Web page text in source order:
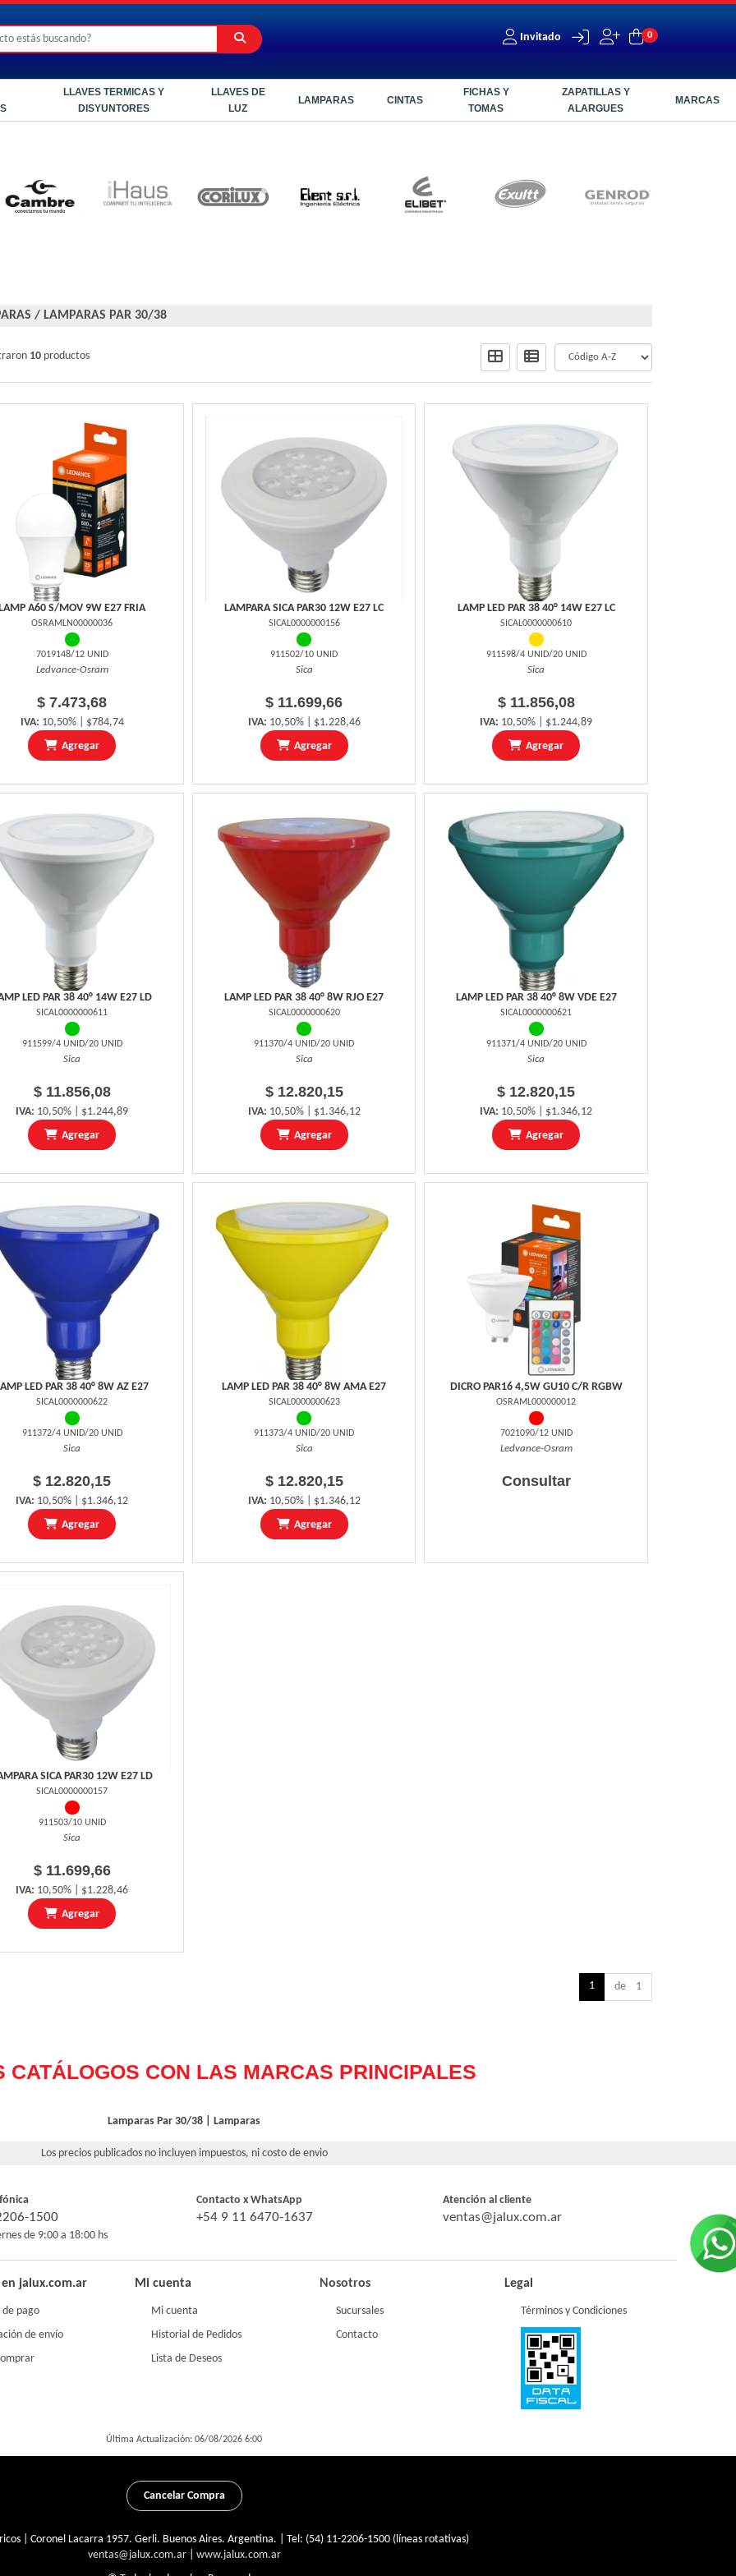
Invitado 0
LLAVES TERMICAS Y
DISYUNTORES
LLAVES DE
LUZ
LAMPARAS CINTAS
FICHAS Y
TOMAS
ZAPATILLAS Y
ALARGUES
MARCAS
/ LAMPARAS PAR 30/38
10 productos
A60 S/MOV 9W E27 FRIA
OSRAMLN00000036
7019148/12 UNID
Ledvance-Osram
$ 7.473,68
IVA: 10,50% | $784,74
Agregar
LAMPARA SICA PAR30 12W E27 LC
SICAL0000000156
911502/10 UNID
Sica
$ 11.699,66
IVA: 10,50% | $1.228,46
Agregar
LAMP LED PAR 38 40° 14W E27 LC
SICAL0000000610
911598/4 UNID/20 UNID
Sica
$ 11.856,08
IVA: 10,50% | $1.244,89
Agregar
LED PAR 38 40° 14W E27 LD
SICAL0000000611
911599/4 UNID/20 UNID
Sica
$ 11.856,08
IVA: 10,50% | $1.244,89
Agregar
LAMP LED PAR 38 40° 8W RJO E27
SICAL0000000620
911370/4 UNID/20 UNID
Sica
$ 12.820,15
IVA: 10,50% | $1.346,12
Agregar
LAMP LED PAR 38 40° 8W VDE E27
SICAL0000000621
911371/4 UNID/20 UNID
Sica
$ 12.820,15
IVA: 10,50% | $1.346,12
Agregar
LED PAR 38 40° 8W AZ E27
SICAL0000000622
911372/4 UNID/20 UNID
Sica
$ 12.820,15
IVA: 10,50% | $1.346,12
Agregar
LAMP LED PAR 38 40° 8W AMA E27
SICAL0000000623
911373/4 UNID/20 UNID
Sica
$ 12.820,15
IVA: 10,50% | $1.346,12
Agregar
DICRO PAR16 4,5W GU10 C/R RGBW
OSRAML000000012
7021090/12 UNID
Ledvance-Osram
Consultar
SICA PAR30 12W E27 LD
SICAL0000000157
911503/10 UNID
Sica
$ 11.699,66
IVA: 10,50% | $1.228,46
Agregar
1 de 1
Lamparas Par 30/38 Lamparas
Los precios publicados no incluyen impuestos, ni costo de envio
1500
de 9:00 a 18:00 hs
Contacto x WhatsApp
+54 9 11 6470-1637
Atención al cliente
ventas@jalux.com.ar
jalux.com.ar
pago
de envío
Mi cuenta
Mi cuenta
Historial de Pedidos
Lista de Deseos
Nosotros
Sucursales
Contacto
Legal
Términos y Condiciones
Última Actualización: 06/08/2026 6:00
Cancelar Compra
| Coronel Lacarra 1957. Gerli. Buenos Aires. Argentina. | Tel: (54) 11-2206-1500 (líneas rotativas)
ventas@jalux.com.ar| www.jalux.com.ar